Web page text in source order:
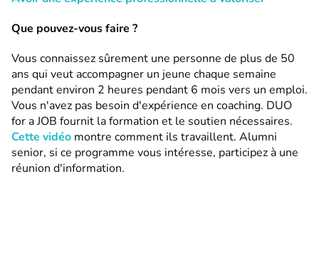
Que pouvez-vous faire ?
Vous connaissez sûrement une personne de plus de 50
ans qui veut accompagner un jeune chaque semaine
pendant environ 2 heures pendant 6 mois vers un emploi.
Vous n'avez pas besoin d'expérience en coaching. DUO
for a JOB fournit la formation et le soutien nécessaires.
Cette vidéo montre comment ils travaillent. Alumni
senior, si ce programme vous intéresse, participez à une
réunion d'information.